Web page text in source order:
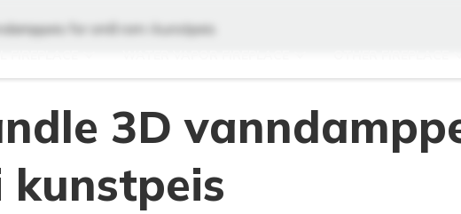
for små rom i kunstpeis
3D
kunstpeis